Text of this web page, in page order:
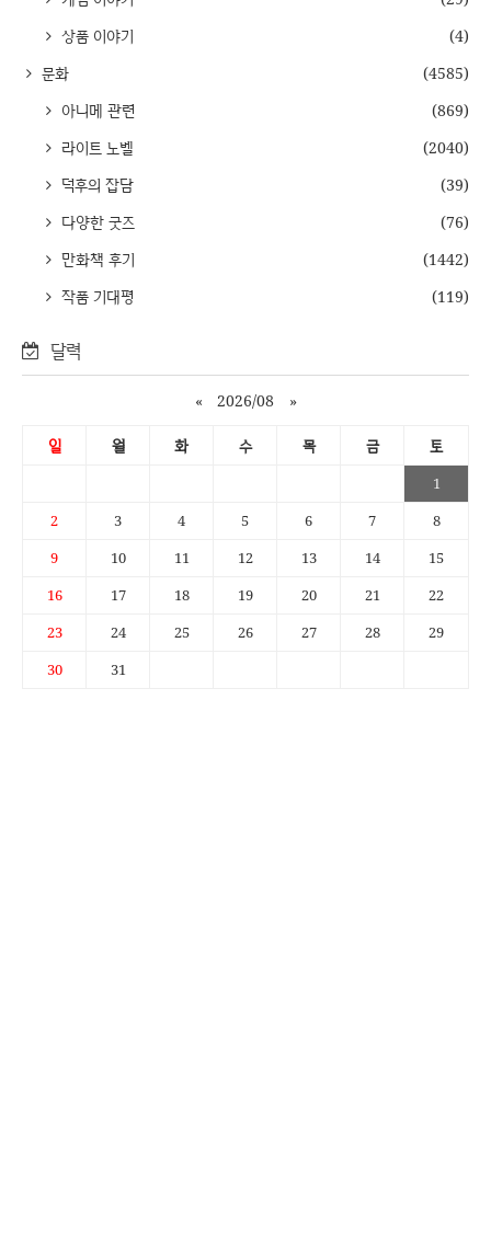
상품 이야기
(4)
문화
(4585)
아니메 관련
(869)
라이트 노벨
(2040)
덕후의 잡담
(39)
다양한 굿즈
(76)
만화책 후기
(1442)
작품 기대평
(119)
달력
« 2026/08 »
일 월 화 수 목 금 토
1
2
3 4 5 6 7
8
9
10 11 12 13 14
15
16
17 18 19 20 21
22
23
24 25 26 27 28
29
30
31